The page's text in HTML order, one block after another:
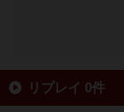
リプレイ 0件